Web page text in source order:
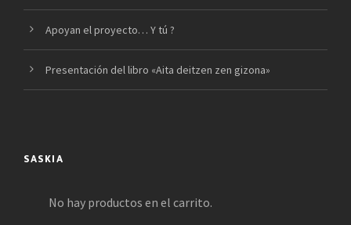
Apoyan el proyecto… Y tú ?
Presentación del libro «Aita deitzen zen gizona»
SASKIA
No hay productos en el carrito.